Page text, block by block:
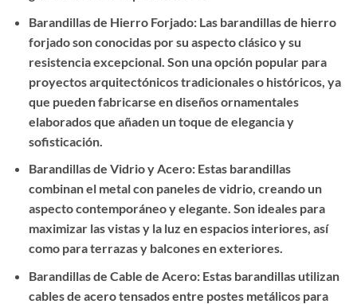
Barandillas de Hierro Forjado: Las barandillas de hierro
forjado son conocidas por su aspecto clásico y su
resistencia excepcional. Son una opción popular para
proyectos arquitectónicos tradicionales o históricos, ya
que pueden fabricarse en diseños ornamentales
elaborados que añaden un toque de elegancia y
sofisticación.
Barandillas de Vidrio y Acero: Estas barandillas
combinan el metal con paneles de vidrio, creando un
aspecto contemporáneo y elegante. Son ideales para
maximizar las vistas y la luz en espacios interiores, así
como para terrazas y balcones en exteriores.
Barandillas de Cable de Acero: Estas barandillas utilizan
cables de acero tensados entre postes metálicos para